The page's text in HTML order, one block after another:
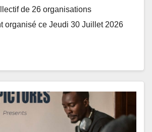
de 26 organisations
organisé ce Jeudi 30 Juillet 2026